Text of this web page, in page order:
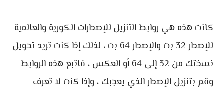
كانت هذه هي روابط التنزيل للإصدارات الكورية والعالمية
للإصدار 32 بت والإصدار 64 بت ، لذلك إذا كنت تريد تحويل
نسختك من 32 إلى 64 أو العكس ، فاتبع هذه الروابط
وقم بتنزيل الإصدار الذي يعجبك ، وإذا كنت لا تعرف